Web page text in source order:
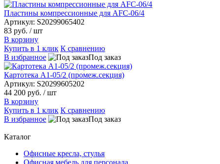
Пластины компрессионные для AFC-06/4
Артикул: S20299065402
83 руб. / шт
В корзину
Купить в 1 клик К сравнению
В избранное
Под заказ
Картотека A1-05/2 (промеж.секция)
Артикул: S20299605202
44 200 руб. / шт
В корзину
Купить в 1 клик К сравнению
В избранное
Под заказ
Каталог
Офисные кресла, стулья
Офисная мебель для персонала